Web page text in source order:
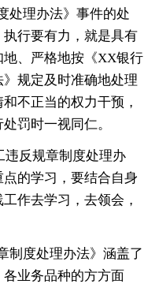
处理办法》事件的处
行要有力，就是具有
、严格地按《XX银行
规定及时准确地处理
不正当的权力干预，
罚时一视同仁。
反规章制度处理办
的学习，要结合自身
作去学习，去领会，
制度处理办法》涵盖了
业务品种的方方面